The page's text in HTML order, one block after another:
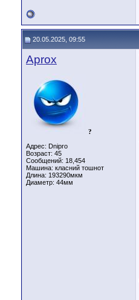
20.05.2025, 09:55
Aprox
?
Адрес: Dnipro
Возраст: 45
Сообщений: 18,454
Машина: класний тошнот
Длина: 193290мкм
Диаметр: 44мм